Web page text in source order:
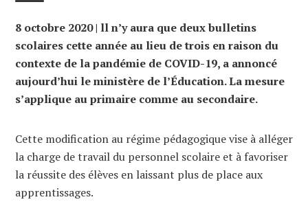
8 octobre 2020 | ll n’y aura que deux bulletins
scolaires cette année au lieu de trois en raison du
contexte de la pandémie de COVID-19, a annoncé
aujourd’hui le ministère de l’Éducation. La mesure
s’applique au primaire comme au secondaire.
Cette modification au régime pédagogique vise à alléger
la charge de travail du personnel scolaire et à favoriser
la réussite des élèves en laissant plus de place aux
apprentissages.